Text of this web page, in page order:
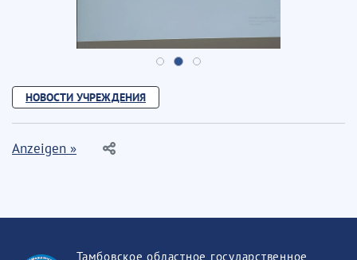
НОВОСТИ УЧРЕЖДЕНИЯ
Anzeigen »
Тамбовское областное государственное